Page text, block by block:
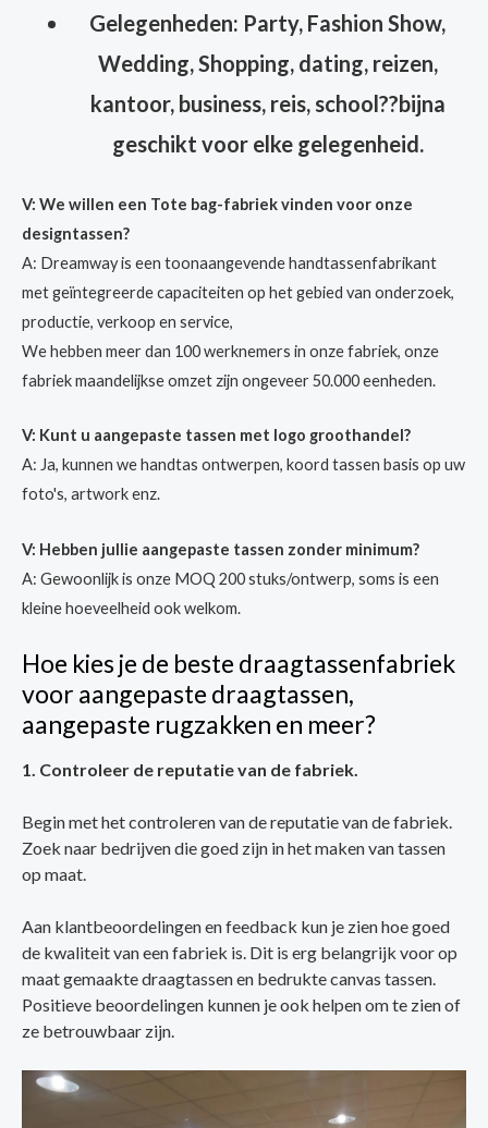
Gelegenheden: Party, Fashion Show,
Wedding, Shopping, dating, reizen,
kantoor, business, reis, school??bijna
geschikt voor elke gelegenheid.
V: We willen een Tote bag-fabriek vinden voor onze
designtassen?
A: Dreamway is een toonaangevende handtassenfabrikant
met geïntegreerde capaciteiten op het gebied van onderzoek,
productie, verkoop en service,
We hebben meer dan 100 werknemers in onze fabriek, onze
fabriek maandelijkse omzet zijn ongeveer 50.000 eenheden.
V: Kunt u aangepaste tassen met logo groothandel?
A: Ja, kunnen we handtas ontwerpen, koord tassen basis op uw
foto's, artwork enz.
V: Hebben jullie aangepaste tassen zonder minimum?
A: Gewoonlijk is onze MOQ 200 stuks/ontwerp, soms is een
kleine hoeveelheid ook welkom.
Hoe kies je de beste draagtassenfabriek
voor aangepaste draagtassen,
aangepaste rugzakken en meer?
1. Controleer de reputatie van de fabriek.
Begin met het controleren van de reputatie van de fabriek.
Zoek naar bedrijven die goed zijn in het maken van tassen
op maat.
Aan klantbeoordelingen en feedback kun je zien hoe goed
de kwaliteit van een fabriek is. Dit is erg belangrijk voor op
maat gemaakte draagtassen en bedrukte canvas tassen.
Positieve beoordelingen kunnen je ook helpen om te zien of
ze betrouwbaar zijn.